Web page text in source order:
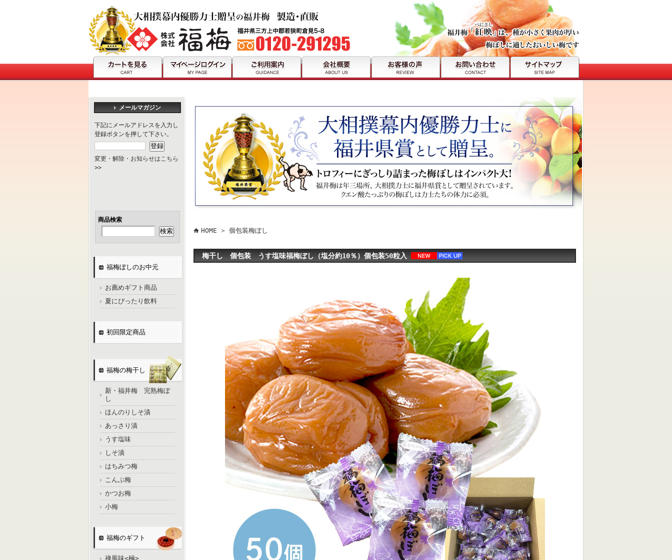
メールマガジン
下記にメールアドレスを入力し
登録ボタンを押して下さい。
変更・解除・お知らせはこちら
>>
商品検索
福梅ぼしのお中元
お薦めギフト商品
夏にぴったり飲料
初回限定商品
福梅の梅干し
新・福井梅 完熟梅ぼ
し
ほんのりしそ漬
あっさり漬
うす塩味
しそ漬
はちみつ梅
こんぶ梅
かつお梅
小梅
福梅のギフト
禅風味<極>
HOME > 個包装梅ぼし
梅干し 個包装 うす塩味福梅ぼし（塩分約10％）個包装50粒入